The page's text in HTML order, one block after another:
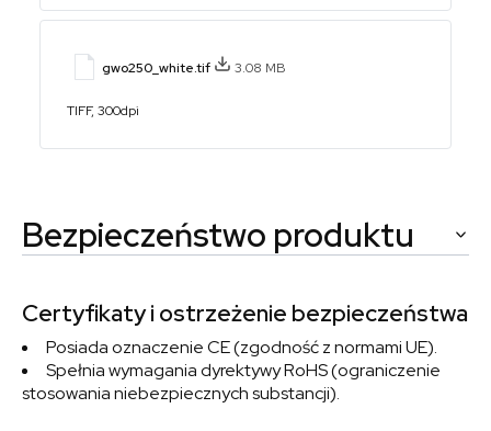
gwo250_white.tif 3.08 MB
TIFF, 300dpi
Bezpieczeństwo produktu
Certyfikaty i ostrzeżenie bezpieczeństwa
Posiada oznaczenie CE (zgodność z normami UE).
Spełnia wymagania dyrektywy RoHS (ograniczenie
stosowania niebezpiecznych substancji).